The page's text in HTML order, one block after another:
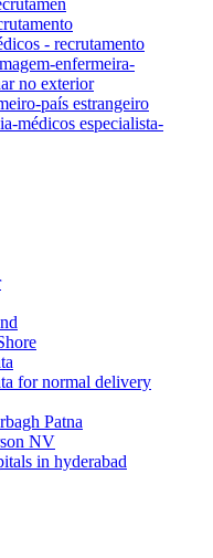
- recrutamento
enfermeira-
no exterior
país estrangeiro
médicos especialista-
for normal delivery
Patna
NV
in hyderabad